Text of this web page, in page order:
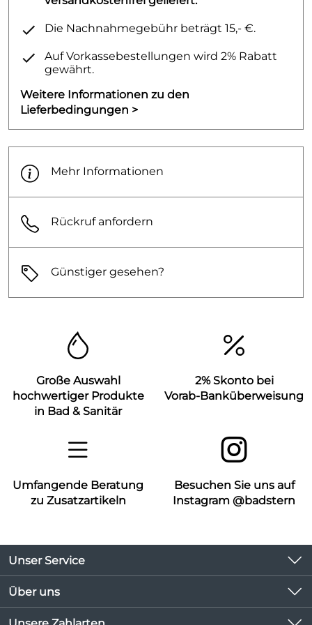
Elektronische Regelung
Auch drucklos anschließbar
Problemlos austauschbar gegen andere Fabrikate
Abmessungen H/B/T 1153mm/530mm/516mm
Energieklasse C
Die Nachnahmegebühr beträgt 15,- €.
Auf Vorkassebestellungen wird 2% Rabatt
gewährt.
Weitere Informationen zu den
Lieferbedingungen >
Mehr Informationen
Rückruf anfordern
Günstiger gesehen?
Große Auswahl
hochwertiger Produkte
in Bad & Sanitär
2% Skonto bei
Vorab-Banküberweisung
Umfangende Beratung
zu Zusatzartikeln
Besuchen Sie uns auf
Instagram @badstern
Unser Service
Kontakt
Kundeninformationen
Über uns
Unsere Bestseller